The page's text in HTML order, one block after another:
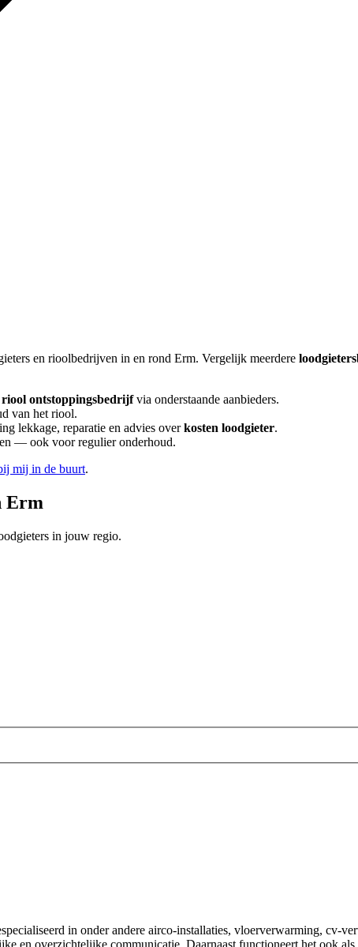
en rioolbedrijven in en rond Erm. Vergelijk meerdere
riool ontstoppingsbedrijfvia onderstaande aanbieders.
van het riool.
lekkage, reparatie en advies overkosten loodgieter.
— ook voor regulier onderhoud.
mij in de buurt.
Erm
in jouw regio.
in onder andere airco-installaties, vloerverwarming, cv-
en overzichtelijke communicatie. Daarnaast functioneert het ook